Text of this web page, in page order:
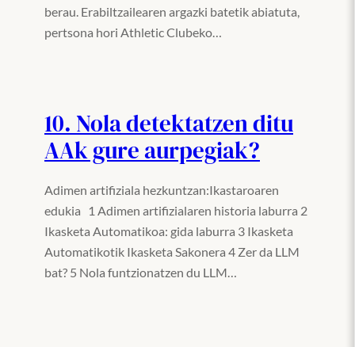
berau. Erabiltzailearen argazki batetik abiatuta,
pertsona hori Athletic Clubeko…
10. Nola detektatzen ditu
AAk gure aurpegiak?
Adimen artifiziala hezkuntzan:Ikastaroaren
edukia 1 Adimen artifizialaren historia laburra 2
Ikasketa Automatikoa: gida laburra 3 Ikasketa
Automatikotik Ikasketa Sakonera 4 Zer da LLM
bat? 5 Nola funtzionatzen du LLM…